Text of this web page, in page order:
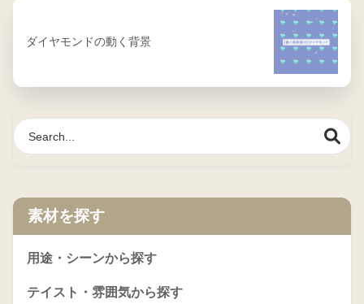
ダイヤモンドの動く背景
素材を探す
用途・シーンから探す
テイスト・雰囲気から探す